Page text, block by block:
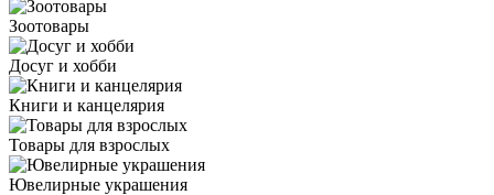
Зоотовары
Досуг и хобби
Книги и канцелярия
Товары для взрослых
Ювелирные украшения